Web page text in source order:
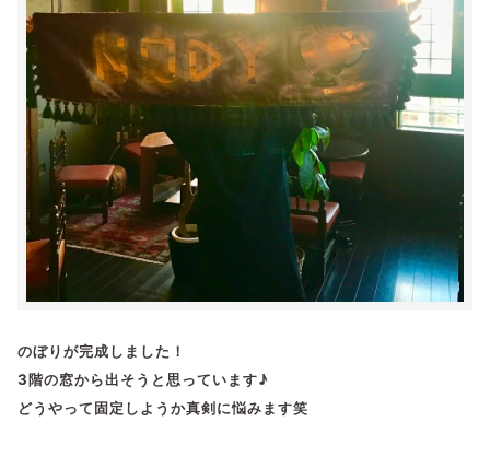
のぼりが完成しました！
3階の窓から出そうと思っています♪
どうやって固定しようか真剣に悩みます笑